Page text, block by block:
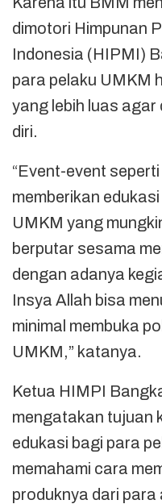
dimotori Himpunan
Indonesia (HIPMI)
para pelaku UMKM
yang lebih luas
diri.
“Event-event
memberikan
UMKM yang
berputar sesama
dengan adanya
Insya Allah bisa
minimal membuka
UMKM,” katanya.
Ketua HIMPI
mengatakan tujuan
edukasi bagi para
memahami cara
produknya dari para